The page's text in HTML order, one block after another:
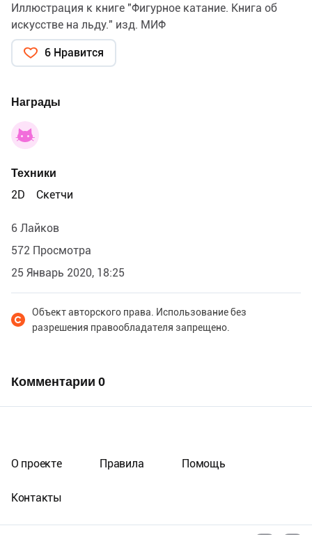
Иллюстрация к книге "Фигурное катание. Книга об
искусстве на льду." изд. МИФ
6 Нравится
Награды
Техники
2D
Скетчи
6 Лайков
572 Просмотра
25 Январь 2020, 18:25
Объект авторского права. Использование без
разрешения правообладателя запрещено.
Комментарии 0
О проекте Правила Помощь
Контакты